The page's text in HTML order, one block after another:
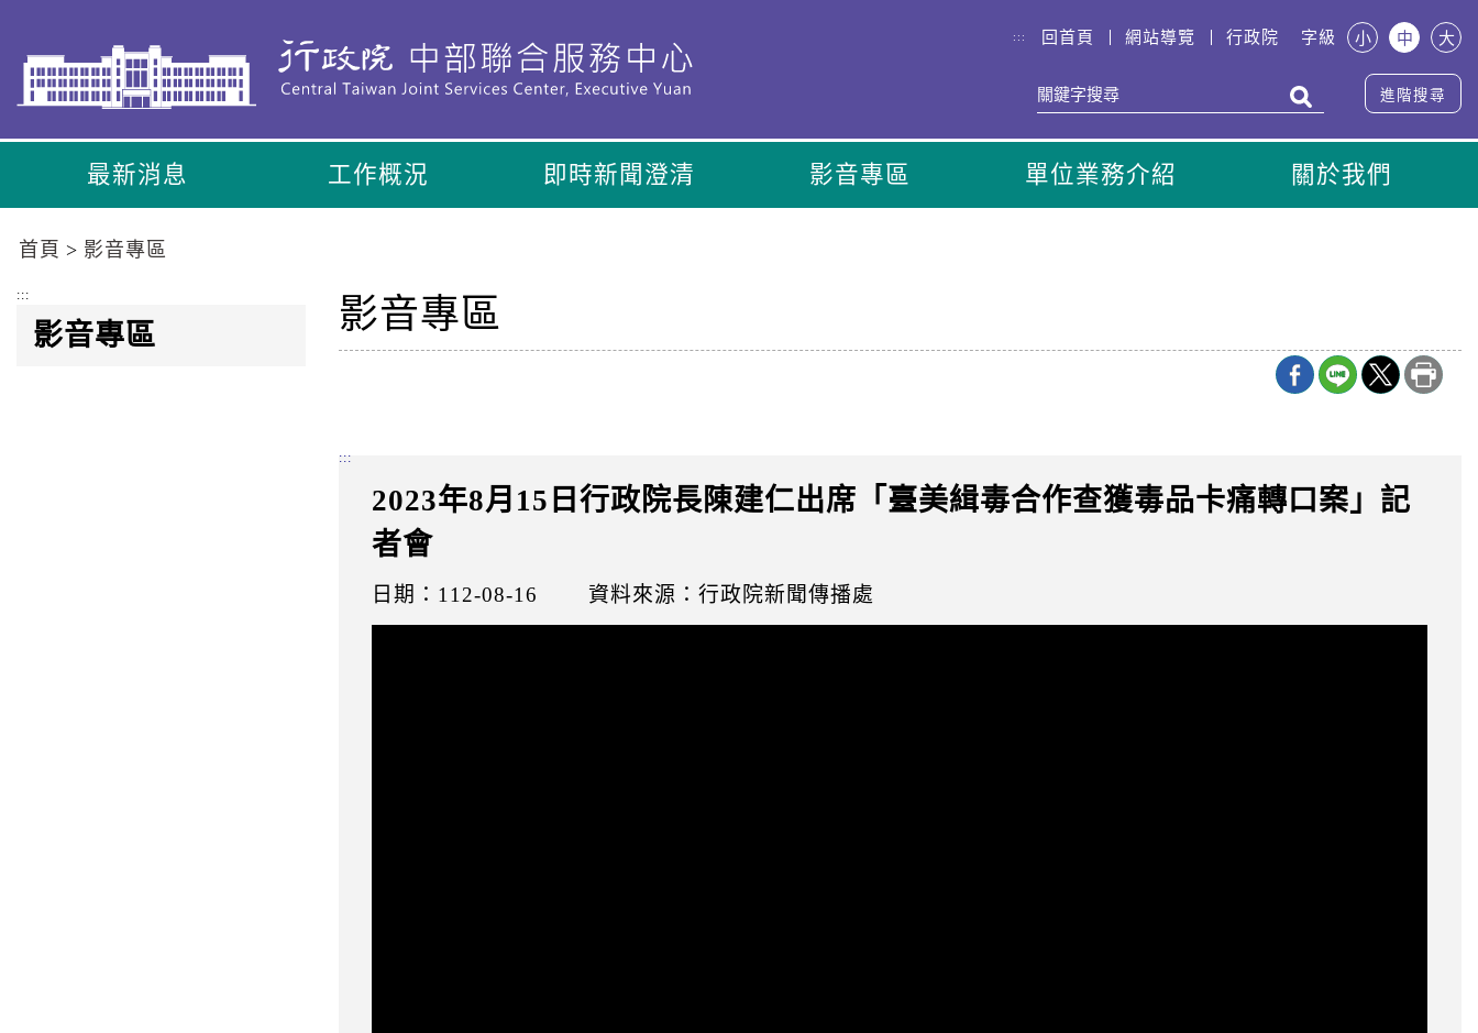
內
容
To
Center
::: 回首頁 網站導覽 行政院 字級 小 中 大
進階搜尋
最新消息 工作概況 即時新聞澄清 影音專區 單位業務介紹 關於我們
首頁 影音專區
:::
影音專區 影音專區
2023年8月15日行政院長陳建仁出席「臺美緝毒合作查獲毒品卡痛轉口案」記
者會
日期：112-08-16 資料來源：行政院新聞傳播處
:::